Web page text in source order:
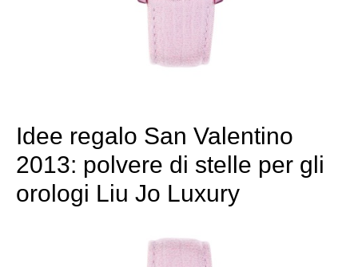
Idee regalo San Valentino
2013: polvere di stelle per gli
orologi Liu Jo Luxury